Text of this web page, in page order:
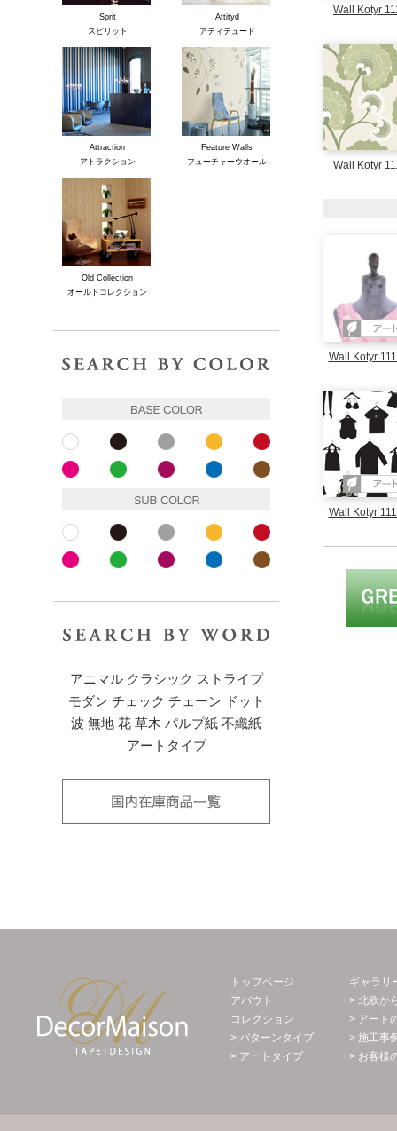
Wall Kotyr
Wall Kotyr
Wall Kotyr
Wall Kotyr
Sprit
スピリット
Attityd
アティテュード
Attraction
アトラクション
Feature Walls
フューチャーウオール
Old Collection
オールドコレクション
ベースカラー
ホワイト ブラック グレー イエロー
ピンク ピンク パープル ブルー
ホワイト ブラック グレー イエロー
ピンク ピンク パープル ブルー
アニマル クラシック ストライプ
モダン チェック チェーン
ドット
波 無地 花 草木 パルプ紙 不織紙
アートタイプ
Decor Maison 輸入壁紙・北欧スウェー
トップページ
アバウト
コレクション
> パターンタイプ
> アートタイプ
ギャラリ
> 北欧か
> アート
> 施工事
> お客様